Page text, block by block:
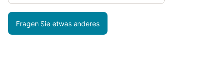
Fragen Sie etwas anderes